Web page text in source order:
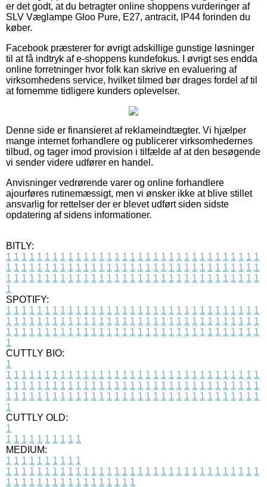
er det godt, at du betragter online shoppens vurderinger af
SLV Væglampe Gloo Pure, E27, antracit, IP44 forinden du
køber.
Facebook præsterer for øvrigt adskillige gunstige løsninger
til at få indtryk af e-shoppens kundefokus. I øvrigt ses endda
online forretninger hvor folk kan skrive en evaluering af
virksomhedens service, hvilket tilmed bør drages fordel af til
at fornemme tidligere kunders oplevelser.
Denne side er finansieret af reklameindtægter. Vi hjælper
mange internet forhandlere og publicerer virksomhedernes
tilbud, og tager imod provision i tilfælde af at den besøgende
vi sender videre udfører en handel.
Anvisninger vedrørende varer og online forhandlere
ajourføres rutinemæssigt, men vi ønsker ikke at blive stillet
ansvarlig for rettelser der er blevet udført siden sidste
opdatering af sidens informationer.
BITLY:
1 1 1 1 1 1 1 1 1 1 1 1 1 1 1 1 1 1 1 1 1 1 1 1 1 1 1 1 1 1 1 1 1
1 1 1 1 1 1 1 1 1 1 1 1 1 1 1 1 1 1 1 1 1 1 1 1 1 1 1 1 1 1 1 1 1
1 1 1 1 1 1 1 1 1 1 1 1 1 1 1 1 1 1 1 1 1 1 1 1 1 1 1 1 1 1 1 1 1
1
SPOTIFY:
1 1 1 1 1 1 1 1 1 1 1 1 1 1 1 1 1 1 1 1 1 1 1 1 1 1 1 1 1 1 1 1 1
1 1 1 1 1 1 1 1 1 1 1 1 1 1 1 1 1 1 1 1 1 1 1 1 1 1 1 1 1 1 1 1 1
1 1 1 1 1 1 1 1 1 1 1 1 1 1 1 1 1 1 1 1 1 1 1 1 1 1 1 1 1 1 1 1 1
1
CUTTLY BIO:
1
1 1 1 1 1 1 1 1 1 1 1 1 1 1 1 1 1 1 1 1 1 1 1 1 1 1 1 1 1 1 1 1 1
1 1 1 1 1 1 1 1 1 1 1 1 1 1 1 1 1 1 1 1 1 1 1 1 1 1 1 1 1 1 1 1 1
1 1 1 1 1 1 1 1 1 1 1 1 1 1 1 1 1 1 1 1 1 1 1 1 1 1 1 1 1 1 1 1 1
1
CUTTLY OLD:
1
1 1 1 1 1 1 1 1 1 1
MEDIUM:
1 1 1 1 1 1 1 1 1 1
1 1 1 1 1 1 1 1 1 1 1 1 1 1 1 1 1 1 1 1 1 1 1 1 1 1 1 1 1 1 1 1 1
1 1 1 1 1 1 1 1 1 1 1 1 1 1 1 1 1